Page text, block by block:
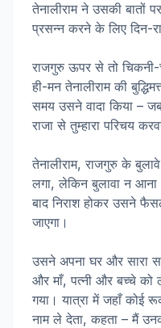
तेनालीराम ने उसकी बातों
प्रसन्न करने के लिए दिन-
राजगुरु ऊपर से तो
ही-मन तेनालीराम की
समय उसने वादा किया –
राजा से तुम्हारा परिचय
तेनालीराम, राजगुरु के
लगा, लेकिन बुलावा न
बाद निराश होकर उसने
जाएगा।
उसने अपना घर और सारा
और माँ, पत्नी और बच्चे को
गया। यात्रा में जहाँ कोई
नाम ले देता, कहता – मैं